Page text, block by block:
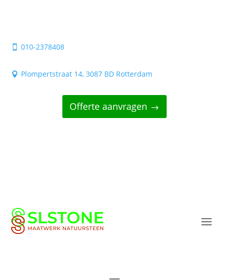
 010-2378408
 Plompertstraat 14, 3087 BD Rotterdam
Offerte aanvragen